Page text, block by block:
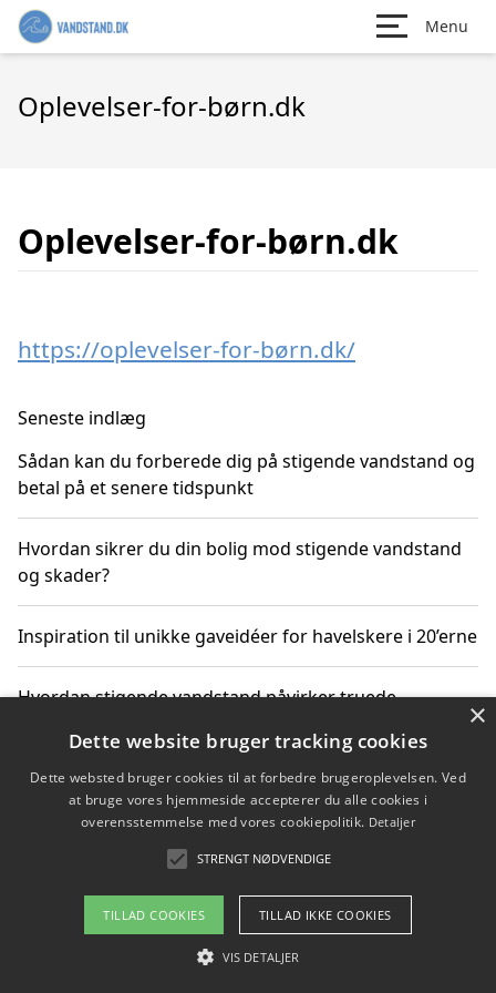
Menu
Oplevelser-for-børn.dk
Oplevelser-for-børn.dk
https://oplevelser-for-børn.dk/
Seneste indlæg
Sådan kan du forberede dig på stigende vandstand og
betal på et senere tidspunkt
Hvordan sikrer du din bolig mod stigende vandstand
og skader?
Inspiration til unikke gaveidéer for havelskere i 20’erne
Hvordan stigende vandstand påvirker truede
Sådan vælger du de bedste vandrerygsække til
vandreture i Danmark
Copyright 2026 - Pilanto Aps
Om / kontakt
×
Dette website bruger tracking cookies
Dette websted bruger cookies til at forbedre brugeroplevelsen. Ved
at bruge vores hjemmeside accepterer du alle cookies i
overensstemmelse med vores cookiepolitik. Detaljer
STRENGT NØDVENDIGE
TILLAD COOKIES TILLAD IKKE COOKIES
VIS DETALJER